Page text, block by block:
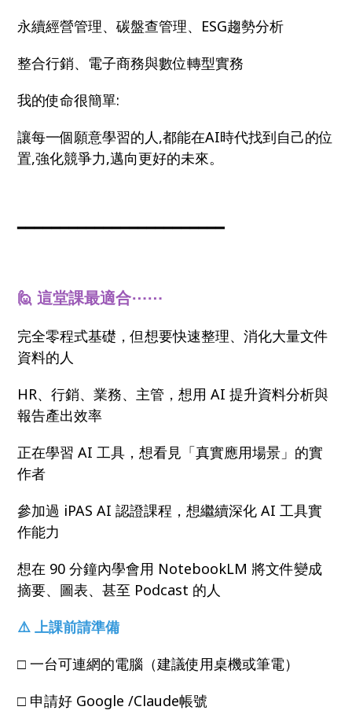
永續經營管理、碳盤查管理、ESG趨勢分析
整合行銷、電子商務與數位轉型實務
我的使命很簡單:
讓每一個願意學習的人,都能在AI時代找到自己的位
置,強化競爭力,邁向更好的未來。
━━━━━━━━━━━━━━━━━━━━━━━━
🙋 這堂課最適合⋯⋯
完全零程式基礎，但想要快速整理、消化大量文件
資料的人
HR、行銷、業務、主管，想用 AI 提升資料分析與
報告產出效率
正在學習 AI 工具，想看見「真實應用場景」的實
作者
參加過 iPAS AI 認證課程，想繼續深化 AI 工具實
作能力
想在 90 分鐘內學會用 NotebookLM 將文件變成
摘要、圖表、甚至 Podcast 的人
⚠️ 上課前請準備
□ 一台可連網的電腦（建議使用桌機或筆電）
□ 申請好 Google /Claude帳號